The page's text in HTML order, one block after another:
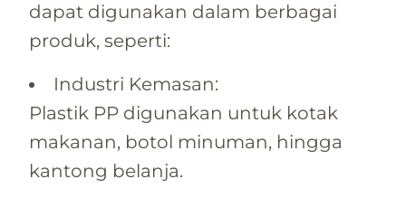
dapat digunakan dalam berbagai
produk, seperti:
Industri Kemasan:
Plastik PP digunakan untuk kotak
makanan, botol minuman, hingga
kantong belanja.